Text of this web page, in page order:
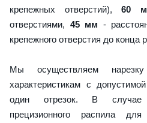
крепежных отверстий),60
отверстиями, 45 мм -
крепежного отверстия до конца
Мы осуществляем
характеристикам с
один отрезок. В случае
прецизионного распила